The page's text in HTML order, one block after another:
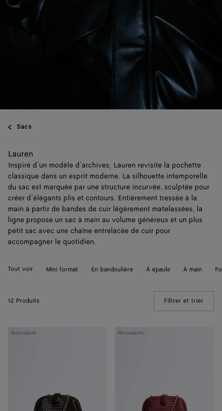
Sacs
Lauren
Inspiré d’un modèle d’archives, Lauren revisite la pochette
classique dans un esprit moderne. La silhouette intemporelle
du sac est marquée par une structure incurvée, sculptée pour
créer d’élégants plis et contours. Entièrement tressée à la
main à partir de bandes de cuir légèrement matelassées, la
ligne propose un sac à main au volume généreux et un plus
petit sac avec une chaîne entrelacée de cuir pour
accompagner le quotidien.
Tout voir Mini format En bandoulière À épaule À main
12 Produits Filtrer et trier
Nouveauté
Lauren
Nouveauté
Lauren